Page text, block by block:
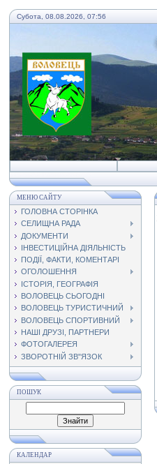
Субота, 08.08.2026, 07:56
МЕНЮ САЙТУ
ГОЛОВНА СТОРІНКА
СЕЛИЩНА РАДА
ДОКУМЕНТИ
ІНВЕСТИЦІЙНА ДІЯЛЬНІСТЬ
ПОДІЇ, ФАКТИ, КОМЕНТАРІ
ОГОЛОШЕННЯ
ІСТОРІЯ, ГЕОГРАФІЯ
ВОЛОВЕЦЬ СЬОГОДНІ
ВОЛОВЕЦЬ ТУРИСТИЧНИЙ
ВОЛОВЕЦЬ СПОРТИВНИЙ
НАШІ ДРУЗІ, ПАРТНЕРИ
ФОТОГАЛЕРЕЯ
ЗВОРОТНІЙ ЗВ"ЯЗОК
ПОШУК
КАЛЕНДАР